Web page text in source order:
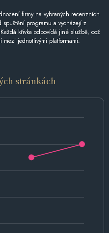
firmy na vybraných recenzních
programu a vycházejí z
křivka odpovídá jiné službě, což
jednotlivými platformami.
stránkách